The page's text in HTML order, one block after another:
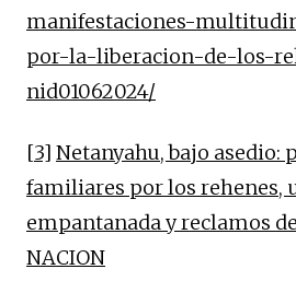
manifestaciones-
por-la-liberacion-de-los-
nid01062024/
[3] Netanyahu, bajo asedio:
familiares por los rehenes,
empantanada y reclamos
NACION